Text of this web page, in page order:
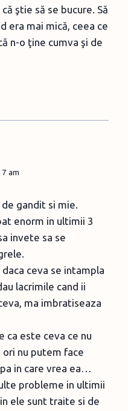
ştie să se bucure. Să
era mai mică, ceea ce
n-o ţine cumva şi de
am
gandit si mie.
enorm in ultimii 3
invete sa se
ceva se intampla
lacrimile cand ii
ma imbratiseaza
ca este ceva ce nu
ori nu putem face
in care vrea ea…
probleme in ultimii
ele sunt traite si de